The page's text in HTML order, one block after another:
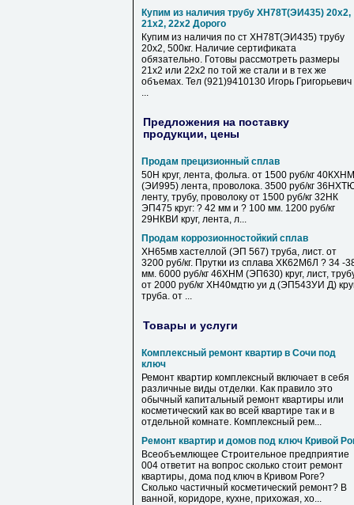
Купим из наличия трубу ХН78Т(ЭИ435) 20х2,
21х2, 22х2 Дорого
Купим из наличия по ст ХН78Т(ЭИ435) трубу
20х2, 500кг. Наличие сертификата
обязательно. Готовы рассмотреть размеры
21х2 или 22х2 по той же стали и в тех же
объемах. Тел (921)9410130 Игорь Григорьевич
...
Предложения на поставку
продукции, цены
Продам прецизионный сплав
50Н круг, лента, фольга. от 1500 руб/кг 40КХНМ
(ЭИ995) лента, проволока. 3500 руб/кг
ленту, трубу, проволоку от 1500 руб/кг 32НК
ЭП475 круг: ? 42 мм и ? 100 мм. 1200 руб/кг
29НКВИ круг, лента, л...
Продам коррозионностойкий сплав
ХН65мв хастеллой (ЭП 567) труба, лист. от
3200 руб/кг. Прутки из сплава ХК62М6Л ? 34 -
мм. 6000 руб/кг 46ХНМ (ЭП630) круг, лист,
от 2000 руб/кг ХН40мдтю уи д (ЭП543УИ Д)
труба. от ...
Товары и услуги
Комплексный ремонт квартир в Сочи под
ключ
Ремонт квартир комплексный включает в себя
различные виды отделки. Как правило это
обычный капитальный ремонт квартиры или
косметический как во всей квартире так и в
отдельной комнате. Комплексный рем...
Ремонт квартир и домов под ключ Кривой
Всеобъемлющее Строительное предприятие
004 ответит на вопрос сколько стоит ремонт
квартиры, дома под ключ в Кривом Роге?
Сколько частичный косметический ремонт? В
ванной, коридоре, кухне, прихожая, хо...